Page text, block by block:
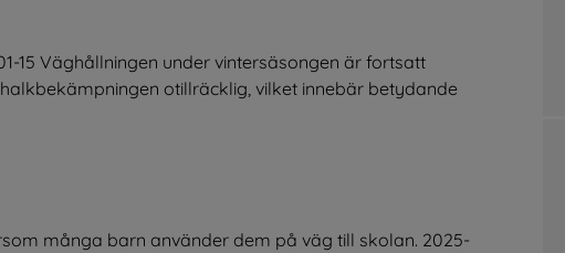
15 Väghållningen under vintersäsongen är fortsatt
otillräcklig, vilket innebär betydande
många barn använder dem på väg till skolan. 2025-